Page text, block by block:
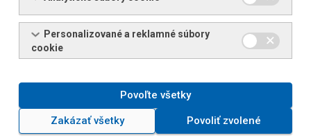
HUMENNÉ, MEDZILABORCE, SNINA, MICHALOVCE,
SOBRANCE, TREBIŠOV, VRANOV NAD TOPĽOU,
Pavel Kavka
Personalizované a reklamné súbory
cookie
Povoľte všetky
Zakázať všetky Povoliť zvolené